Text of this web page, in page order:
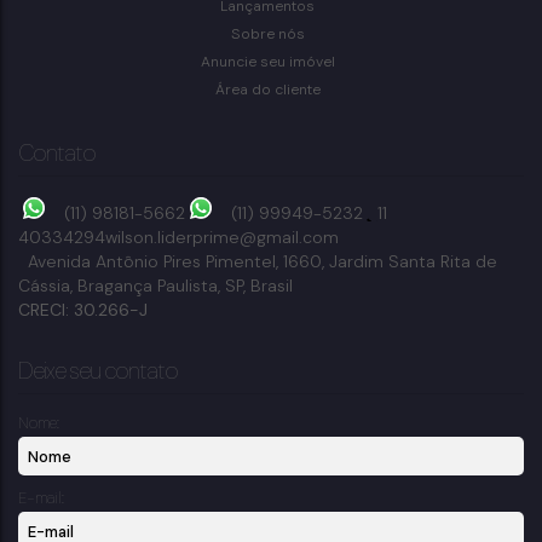
total: terreno:
225m²
Lançamentos
Sobre nós
Anuncie seu imóvel
Área do cliente
Contato
(11) 98181-5662 (11) 99949-5232
11
40334294wilson.liderprime@gmail.com
Avenida Antônio Pires Pimentel, 1660, Jardim Santa Rita de
Cássia, Bragança Paulista, SP, Brasil
CRECI: 30.266-J
Deixe seu contato
Nome:
E-mail: